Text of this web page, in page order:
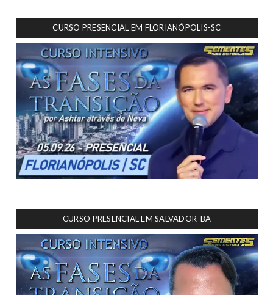
CURSO PRESENCIAL EM FLORIANÓPOLIS-SC
CURSO PRESENCIAL EM SALVADOR-BA